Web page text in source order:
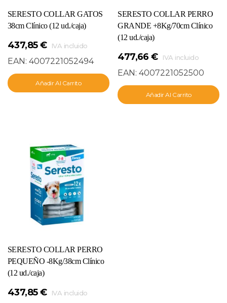
SERESTO COLLAR GATOS
38cm Clínico (12 ud./caja)
437,85€ IVA incluido
EAN: 4007221052494
Añadir Al Carrito
SERESTO COLLAR PERRO
GRANDE +8Kg/70cm Clínico
(12 ud./caja)
477,66€ IVA incluido
EAN:4007221052500
Añadir Al Carrito
SERESTO COLLAR PERRO
PEQUEÑO -8Kg/38cm Clínico
(12 ud./caja)
437,85€ IVA incluido